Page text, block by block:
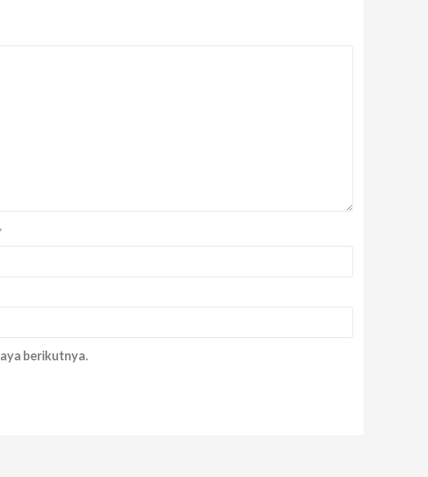
berikutnya.